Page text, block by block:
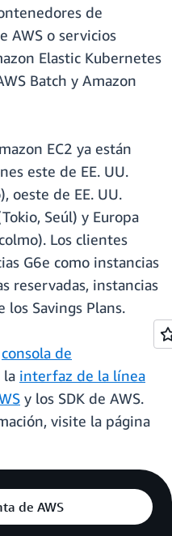
de
AWS o servicios
Elastic Kubernetes
Batch y Amazon
EC2 ya están
este de EE. UU.
oeste de EE. UU.
Seúl) y Europa
Los clientes
G6e como instancias
reservadas, instancias
Savings Plans.
consola de
la interfaz de la línea
y los SDK de AWS.
visite la página
de AWS